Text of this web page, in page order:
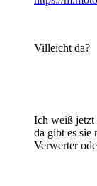
Villeicht da?
Ich weiß jetzt
da gibt es sie
Verwerter